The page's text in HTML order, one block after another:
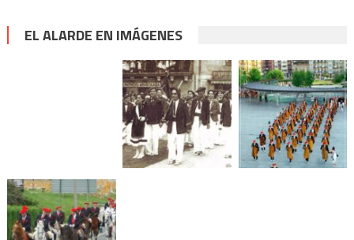
EL ALARDE EN IMÁGENES